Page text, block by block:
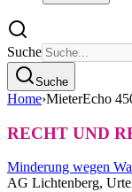
Suche
Suche
Home›MieterEcho
RECHT UND
Minderung wegen
AG Lichtenberg,